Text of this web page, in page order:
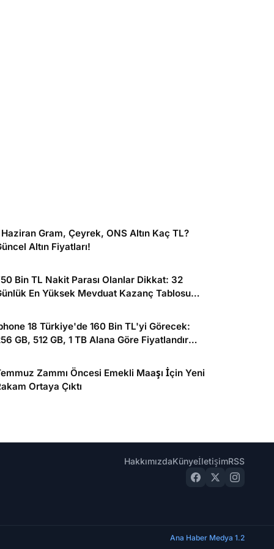
Haziran Gram, Çeyrek, ONS Altın Kaç TL?
Altın Fiyatları!
Bin TL Nakit Parası Olanlar Dikkat: 32
En Yüksek Mevduat Kazanç Tablosu
18 Türkiye'de 160 Bin TL'yi Görecek:
GB, 512 GB, 1 TB Alana Göre Fiyatlandırma
Zammı Öncesi Emekli Maaşı İçin Yeni
Ortaya Çıktı
HakkımızdaKünyeİletişimRSS
Ana Haber Medya 1.2